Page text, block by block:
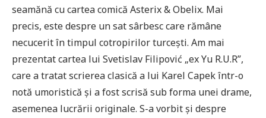
seamănă cu cartea comică Asterix & Obelix. Mai
precis, este despre un sat sârbesc care rămâne
necucerit în timpul cotropirilor turcești. Am mai
prezentat cartea lui Svetislav Filipović „ex Yu R.U.R”,
care a tratat scrierea clasică a lui Karel Capek într-o
notă umoristică și a fost scrisă sub forma unei drame,
asemenea lucrării originale. S-a vorbit și despre